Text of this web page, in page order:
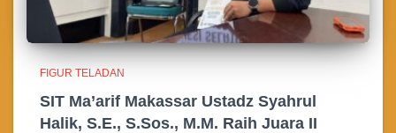
FIGUR TELADAN
SIT Ma’arif Makassar Ustadz Syahrul
Halik, S.E., S.Sos., M.M. Raih Juara II